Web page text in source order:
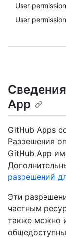
User
User
App
GitHub Apps
Разрешения
GitHub App
разрешений
Эти
частным
также можно